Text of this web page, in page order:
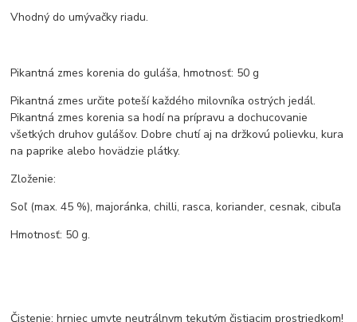
Vhodný do umývačky riadu.
Pikantná zmes korenia do guláša, hmotnosť: 50 g
Pikantná zmes určite poteší každého milovníka ostrých jedál.
Pikantná zmes korenia sa hodí na prípravu a dochucovanie
všetkých druhov gulášov. Dobre chutí aj na držkovú polievku, kura
na paprike alebo hovädzie plátky.
Zloženie:
Soľ (max. 45 %), majoránka, chilli, rasca, koriander, cesnak, cibuľa
Hmotnosť: 50 g.
Čistenie: hrniec umyte neutrálnym tekutým čistiacim prostriedkom!